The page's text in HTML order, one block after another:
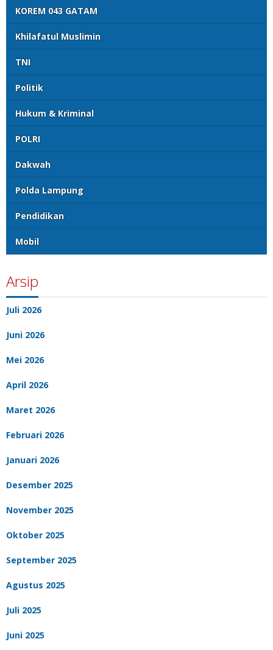
KOREM 043 GATAM
Khilafatul Muslimin
TNI
Politik
Hukum & Kriminal
POLRI
Dakwah
Polda Lampung
Pendidikan
Mobil
Arsip
Juli 2026
Juni 2026
Mei 2026
April 2026
Maret 2026
Februari 2026
Januari 2026
Desember 2025
November 2025
Oktober 2025
September 2025
Agustus 2025
Juli 2025
Juni 2025